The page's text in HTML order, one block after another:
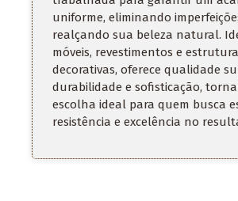
uniforme, eliminando
realçando sua beleza natural.
móveis, revestimentos e
decorativas, oferece qualidade
durabilidade e sofisticação,
escolha ideal para quem busca
resistência e excelência no